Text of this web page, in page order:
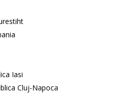
Iasi
Cluj-Napoca